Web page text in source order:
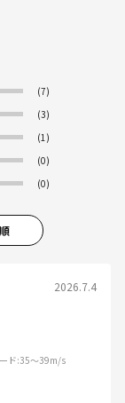
(7)
(3)
(1)
(0)
(0)
2026.7.4
ド:35～39m/s